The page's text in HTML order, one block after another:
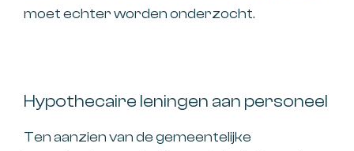
moet echter worden onderzocht.
Hypothecaire leningen aan personeel
Ten aanzien van de gemeentelijke